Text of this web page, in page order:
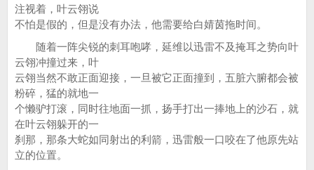
注视着，叶云翎说
不怕是假的，但是没有办法，他需要给白婧茵拖时间。
随着一阵尖锐的刺耳咆哮，延维以迅雷不及掩耳之势向叶
云翎冲撞过来，叶
云翎当然不敢正面迎接，一旦被它正面撞到，五脏六腑都会被
粉碎，猛的就地一
个懒驴打滚，同时往地面一抓，扬手打出一捧地上的沙石，就
在叶云翎躲开的一
刹那，那条大蛇如同射出的利箭，迅雷般一口咬在了他原先站
立的位置。